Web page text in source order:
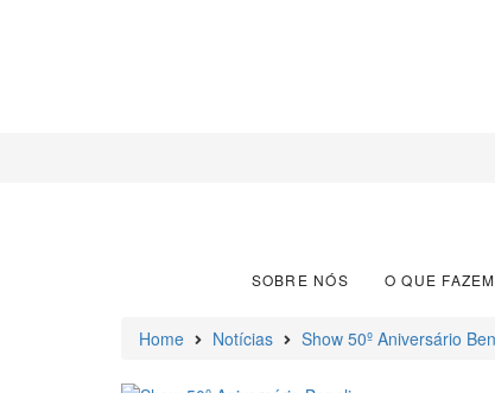
SOBRE NÓS O QUE
Home Notícias Show 50º Aniversário